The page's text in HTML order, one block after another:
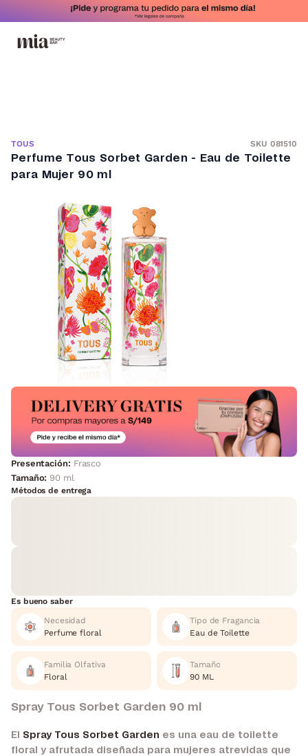
TOUS SKU 081510
Perfume Tous Sorbet Garden - Eau de Toilette
para Mujer 90 ml
Presentación: Frasco
Tamaño: 90 ml
Métodos de entrega
Es bueno saber
Necesidad
Perfume floral
Tipo de Fragancia
Eau de Toilette
Familia Olfativa
Floral
Tamaño
90 ML
Spray Tous Sorbet Garden 90 ml
El Spray Tous Sorbet Garden es una eau de toilette
floral y afrutada diseñada para mujeres atrevidas que